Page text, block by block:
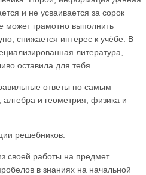
и не усваивается за сорок
может грамотно выполнить
снижается интерес к учёбе. В
литература,
оставила для тебя.
ответы по самым
и геометрия, физика и
решебников:
своей работы на предмет
в знаниях на начальной